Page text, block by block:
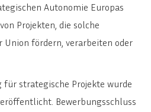
Autonomie Europas
Projekten, die solche
fördern, verarbeiten oder
für strategische Projekte wurde
Bewerbungsschluss